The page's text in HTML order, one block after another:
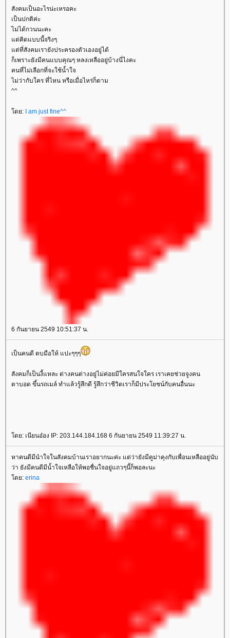
สังคมเป็นอะไรน่ะเหรอคะ
เป็นปกติค่ะ
ไม่ได้กวนนะคะ
ต่คิดแบบนี้จริงๆ
ต่ที่สังคมเรายังประครองตัวเองอยู่ได้
ก็เพราะยังมีคนแบบคุณๆ หลงเหลืออยู่บ้างนี่ไงคะ
คนที่ไม่เลือกที่จะใช้น้ำใจ
ไม่ว่ากับใคร ที่ไหน หรือเมื่อไหร่ก็ตาม
^^
ดย: I am just fine^^
6 กันยายน 2549 10:51:37 น.
เป็นคนดี ตบมือให้ แปะๆๆๆ
สังคมก็เป็นงี้แหละ ต่างคนต่างอยู่ไม่ค่อยมีใครสนใจใคร เราเคยช่วยจูงคน
ตาบอด ขึ้นรถเมล์ ทำแล้วรู้สึกดี รู้สึกว่าชีวิตเราก็มีประโยชน์กับคนอื่นนะ
ดย: เนียนอ๋อง IP: 203.144.184.168 6 กันยายน 2549 11:39:27 น.
หาคนดีมีนำใจในสังคมบ้านเราอยากนะค่ะ แต่ว่ายังมีคูม่าคุงกับเพื่อนเหลืออยู่นับ
ว่า ยังมีคนดีมีน้ำใจเหลือให้พอชื่นใจอยู่แถวๆนี้ก็พอละนะ
ดย: erina